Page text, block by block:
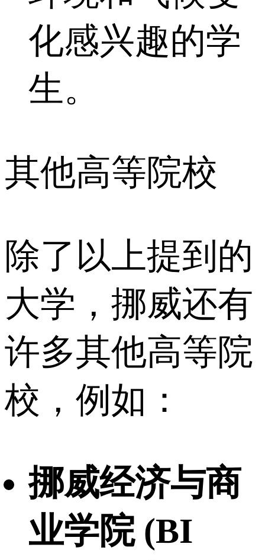
化感兴趣的学
生。
其他高等院校
除了以上提到的
大学，挪威还有
许多其他高等院
校，例如：
挪威经济与商
业学院 (BI